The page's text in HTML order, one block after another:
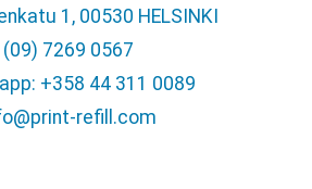
1, 00530 HELSINKI
(09) 7269 0567
+358 44 311 0089
refill.com